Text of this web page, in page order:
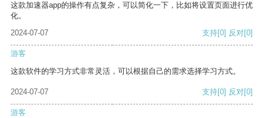
这款加速器app的操作有点复杂，可以简化一下，比如将设置页面进行优
化。
2024-07-07
支持[0] 反对[0]
游客
这款软件的学习方式非常灵活，可以根据自己的需求选择学习方式。
2024-07-07 支持[0] 反对[0]
游客